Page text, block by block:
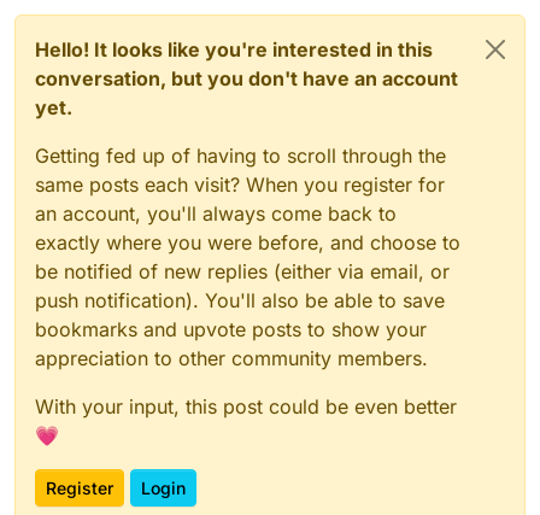
Hello! It looks like you're interested in this
conversation, but you don't have an account
yet.
Getting fed up of having to scroll through the
same posts each visit? When you register for
an account, you'll always come back to
exactly where you were before, and choose to
be notified of new replies (either via email, or
push notification). You'll also be able to save
bookmarks and upvote posts to show your
appreciation to other community members.
With your input, this post could be even better
💗
Register Login